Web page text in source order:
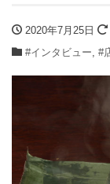
2020年7月25日
#インタビュー, #